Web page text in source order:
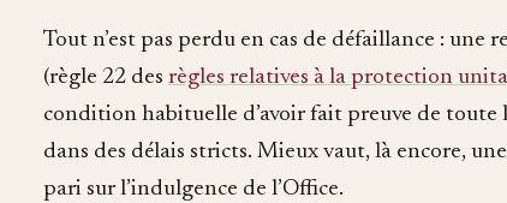
Tout n’est pas perdu en cas de défaillance : une
(règle 22 des règles relatives à la protection
condition habituelle d’avoir fait preuve de toute
dans des délais stricts. Mieux vaut, là encore,
pari sur l’indulgence de l’Office.